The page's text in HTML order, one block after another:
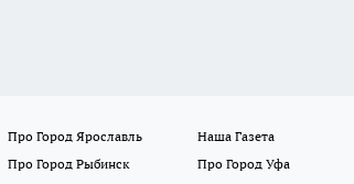
Про Город Ярославль Наша Газета
Про Город Рыбинск Про Город Уфа